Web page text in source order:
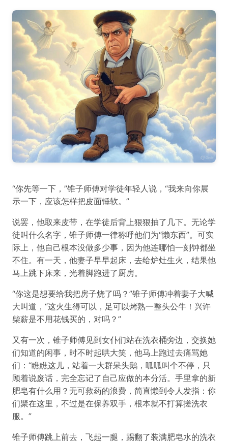
“你先等一下，”锥子师傅对学徒年轻人说，“我来向你展
示一下，应该怎样把皮面锤软。”
说罢，他取来皮带，在学徒后背上狠狠抽了几下。无论学
徒叫什么名字，锥子师傅一律称呼他们为“懒东西”。可实
际上，他自己根本没做多少事，因为他连哪怕一刻钟都坐
不住。有一天，他妻子早早起床，去给炉灶生火，结果他
马上跳下床来，光着脚跑进了厨房。
“你这是想要给我把房子烧了吗？”锥子师傅冲着妻子大喊
大叫道，“这火生得可以，足可以烤熟一整头公牛！兴许
柴薪是不用花钱买的，对吗？”
又有一次，锥子师傅见到女仆们站在洗衣桶旁边，交换她
们知道的闲事，时不时起哄大笑，他马上跑过去痛骂她
们：“瞧瞧这儿，站着一大群呆头鹅，呱呱叫个不停，只
顾着说废话，完全忘记了自己应做的本分活。手里拿的新
肥皂有什么用？无可救药的浪费，简直懒到令人发指：你
们聚在这里，不过是在保养双手，根本就不打算搓洗衣
服。”
锥子师傅跳上前去，飞起一腿，踢翻了装满肥皂水的洗衣